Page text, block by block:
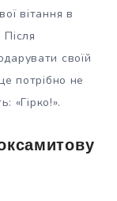
вітання в
своїй
потрібно не
«Гірко!».